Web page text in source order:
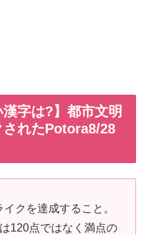
漢字は?】都市文明
されたPotora8/28
クを達成すること。
120点ではなく満点の